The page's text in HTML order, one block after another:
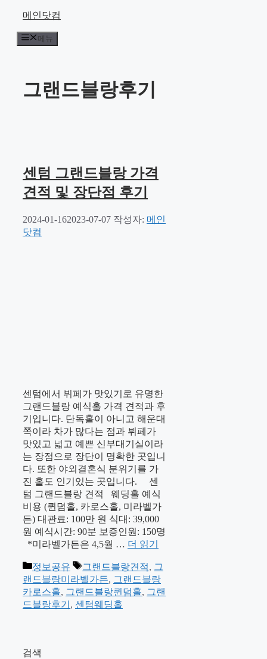
메인닷컴
메뉴
그랜드블랑후기
센텀 그랜드블랑 가격
견적 및 장단점 후기
2024-01-162023-07-07 작성자: 메인
닷컴
센텀에서 뷔페가 맛있기로 유명한
그랜드블랑 예식홀 가격 견적과 후
기입니다. 단독홀이 아니고 해운대
쪽이라 차가 많다는 점과 뷔페가
맛있고 넓고 예쁜 신부대기실이라
는 장점으로 장단이 명확한 곳입니
다. 또한 야외결혼식 분위기를 가
진 홀도 인기있는 곳입니다. 센
텀 그랜드블랑 견적 웨딩홀 예식
비용 (퀸덤홀, 카로스홀, 미라벨가
든) 대관료: 100만 원 식대: 39,000
원 예식시간: 90분 보증인원: 150명
*미라벨가든은 4,5월 … 더 읽기
카
테
고
리
정보공유
태
그
그랜드블랑견적, 그
랜드블랑미라벨가든, 그랜드블랑
카로스홀, 그랜드블랑퀸덤홀, 그랜
드블랑후기 , 센텀웨딩홀
검색